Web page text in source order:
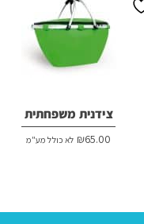
צידנית משפחתית
₪65.00 לא כולל מע"מ